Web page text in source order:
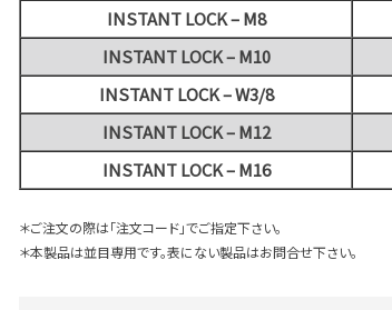
INSTANT LOCK – M8
INSTANT LOCK – M10
INSTANT LOCK – W3/8
INSTANT LOCK – M12
INSTANT LOCK – M16
＊ご注文の際は「注文コード」でご指定下さい。
＊本製品は並目専用です。表にない製品はお問合せ下さい。